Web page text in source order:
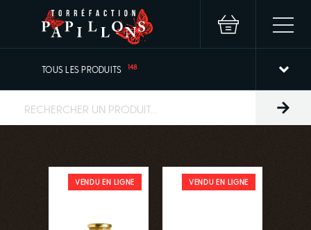
TOUS LES PRODUITS 148
VENDU EN LIGNE VENDU EN LIGNE